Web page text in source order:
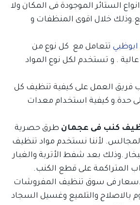
الستائر الموجودة فى المكان ولا
خلال اقوى المنظفات و
تتعامل مع كل نوع من
. و تستخدم لكل نوع المواد
فريق العمل على كيفية تنظيف كل
حدة.و كيفية استخدام معدات
كنب فى عجمان طرق حصرية
لأننا نستخدم مواد تنظيف
.وذلك بعد شفط الأتربة والغبار
المتراكمة على قطع الكنب.
فى سوق تنظيف المفروشات
بالاصلاح والتلميع وغسيل السجاد